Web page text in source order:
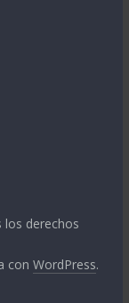
los derechos
conWordPress.